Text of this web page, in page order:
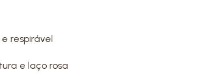
respirável
e laço rosa